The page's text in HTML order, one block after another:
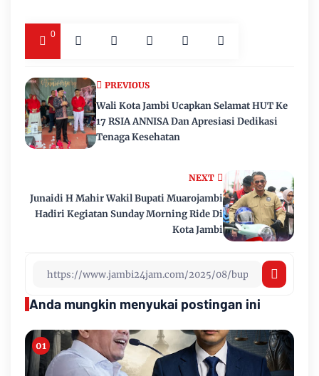
0
NEXT
Junaidi H Mahir Wakil Bupati Muarojambi
Hadiri Kegiatan Sunday Morning Ride Di
Kota Jambi
PREVIOUS
Wali Kota Jambi Ucapkan Selamat HUT Ke
17 RSIA ANNISA Dan Apresiasi Dedikasi
Tenaga Kesehatan
Anda mungkin menyukai postingan ini